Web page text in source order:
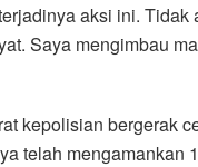
aksi ini.
Saya mengimbau
kepolisian bergerak
telah mengamankan